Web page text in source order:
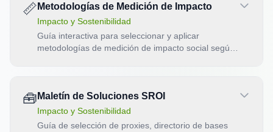
📏 Metodologías de Medición de Impacto
Impacto y Sostenibilidad
Guía interactiva para seleccionar y aplicar
metodologías de medición de impacto social según
🧰 Maletín de Soluciones SROI
Impacto y Sostenibilidad
Guía de selección de proxies, directorio de bases